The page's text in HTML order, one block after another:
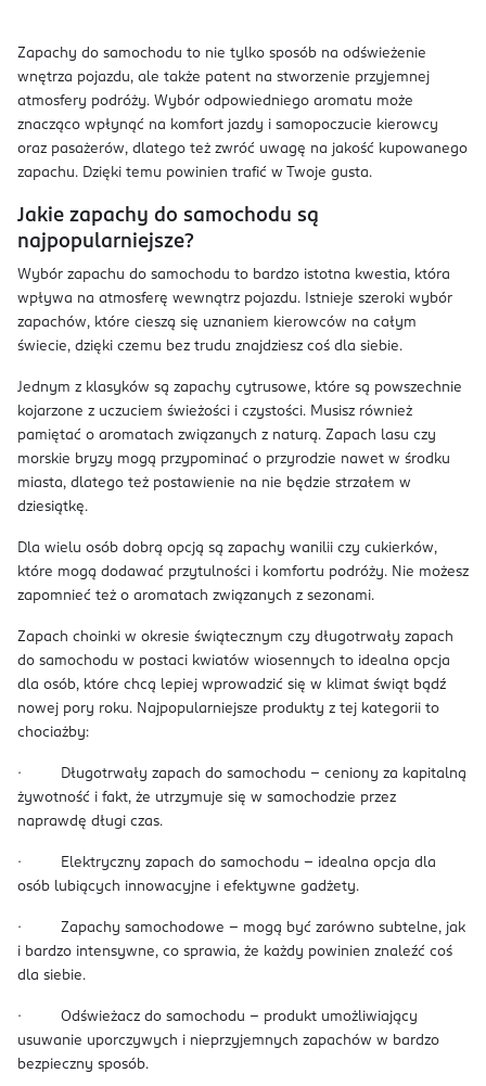
Zapachy do samochodu to nie tylko sposób na odświeżenie
wnętrza pojazdu, ale także patent na stworzenie przyjemnej
atmosfery podróży. Wybór odpowiedniego aromatu może
znacząco wpłynąć na komfort jazdy i samopoczucie kierowcy
oraz pasażerów, dlatego też zwróć uwagę na jakość kupowanego
zapachu. Dzięki temu powinien trafić w Twoje gusta.
Jakie zapachy do samochodu są
najpopularniejsze?
Wybór zapachu do samochodu to bardzo istotna kwestia, która
wpływa na atmosferę wewnątrz pojazdu. Istnieje szeroki wybór
zapachów, które cieszą się uznaniem kierowców na całym
świecie, dzięki czemu bez trudu znajdziesz coś dla siebie.
Jednym z klasyków są zapachy cytrusowe, które są powszechnie
kojarzone z uczuciem świeżości i czystości. Musisz również
pamiętać o aromatach związanych z naturą. Zapach lasu czy
morskie bryzy mogą przypominać o przyrodzie nawet w środku
miasta, dlatego też postawienie na nie będzie strzałem w
dziesiątkę.
Dla wielu osób dobrą opcją są zapachy wanilii czy cukierków,
które mogą dodawać przytulności i komfortu podróży. Nie możesz
zapomnieć też o aromatach związanych z sezonami.
Zapach choinki w okresie świątecznym czy długotrwały zapach
do samochodu w postaci kwiatów wiosennych to idealna opcja
dla osób, które chcą lepiej wprowadzić się w klimat świąt bądź
nowej pory roku. Najpopularniejsze produkty z tej kategorii to
chociażby:
· Długotrwały zapach do samochodu – ceniony za kapitalną
żywotność i fakt, że utrzymuje się w samochodzie przez
naprawdę długi czas.
· Elektryczny zapach do samochodu – idealna opcja dla
osób lubiących innowacyjne i efektywne gadżety.
· Zapachy samochodowe – mogą być zarówno subtelne, jak
i bardzo intensywne, co sprawia, że każdy powinien znaleźć coś
dla siebie.
· Odświeżacz do samochodu – produkt umożliwiający
usuwanie uporczywych i nieprzyjemnych zapachów w bardzo
bezpieczny sposób.